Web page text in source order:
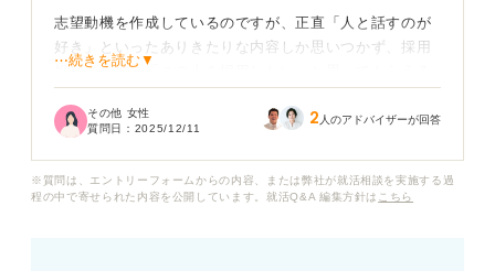
志望動機を作成しているのですが、正直「人と話すのが
好き」といったありきたりな内容しか思いつかず、採用
担当者の方に「この人を採用したい」と思ってもらえる
れません。
ば良いのでしょうか？ また、前職での経験を活かす方法
⋯続きを読む▼
その他 女性
質問日： 2025/12/11 2 人のアドバイザーが回答
※質問は、エントリーフォームからの内容、または弊社が就活相談を実施する過
程の中で寄せられた内容を公開しています。就活Q&A 編集方針は こちら